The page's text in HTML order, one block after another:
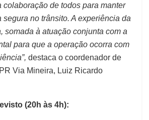
colaboração de todos para manter
no trânsito. A experiência da
somada à atuação conjunta com a
para que a operação ocorra com
destaca o coordenador de
Via Mineira, Luiz Ricardo
(20h às 4h):